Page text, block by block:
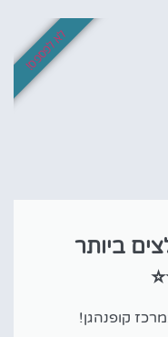
ביותר
קופנהגן!
לא לפספס!